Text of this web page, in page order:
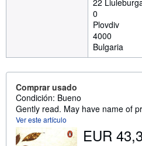
0
Plovdiv
4000
Bulgaria
Comprar usado
Condición: Bueno
Gently read. May have name of
Ver este artículo
EUR